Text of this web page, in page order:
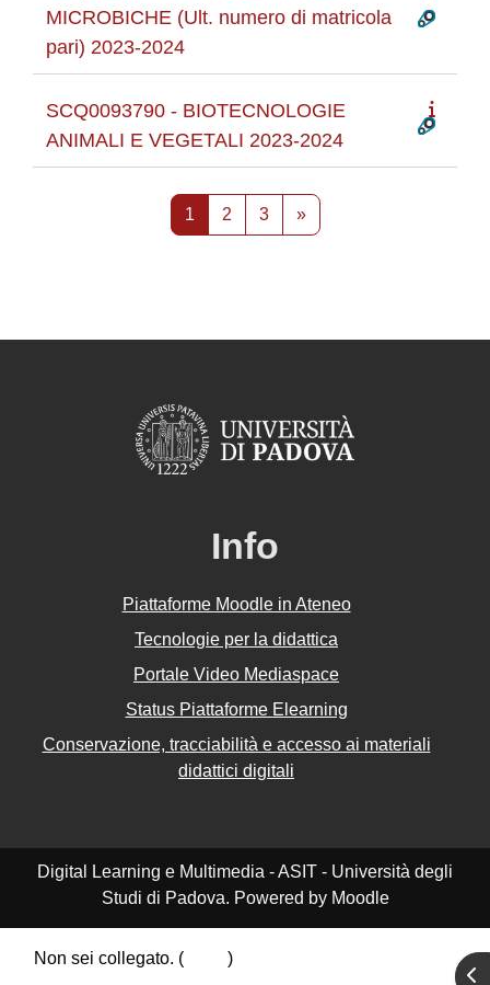
MICROBICHE (Ult. numero di matricola
pari) 2023-2024
SCQ0093790 - BIOTECNOLOGIE
ANIMALI E VEGETALI 2023-2024
1 Pagina 1
2Pagina 2
3Pagina 3
»Pagina successiva
Info
Piattaforme Moodle in Ateneo
Tecnologie per la didattica
Portale Video Mediaspace
Status Piattaforme Elearning
Conservazione, tracciabilità e accesso ai materiali
didattici digitali
Digital Learning e Multimedia - ASIT - Università degli
Studi di Padova. Powered by Moodle
Non sei collegato. (
)